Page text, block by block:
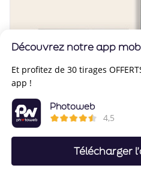
Découvrez notre app
Et profitez de 30 tirages
app !
Photoweb
4,5
Télécharger